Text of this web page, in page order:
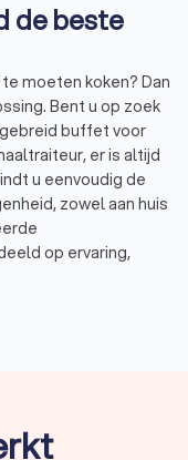
de beste
moeten koken? Dan
buffet voor
er is altijd
u eenvoudig de
zowel aan huis
op ervaring,